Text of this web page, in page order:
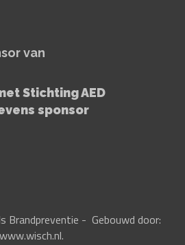
van
Stichting AED
sponsor
Brandpreventie - Gebouwd door:
www.wisch.nl.